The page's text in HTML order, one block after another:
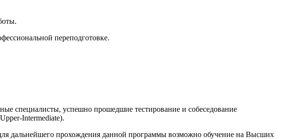
переподготовке.
специалисты, успешно прошедшие тестирование и собеседование
Intermediate).
дальнейшего прохождения данной программы возможно обучение на Высших